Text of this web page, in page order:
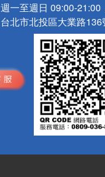
週一至週日 09:00-
台北市北投區大業路136